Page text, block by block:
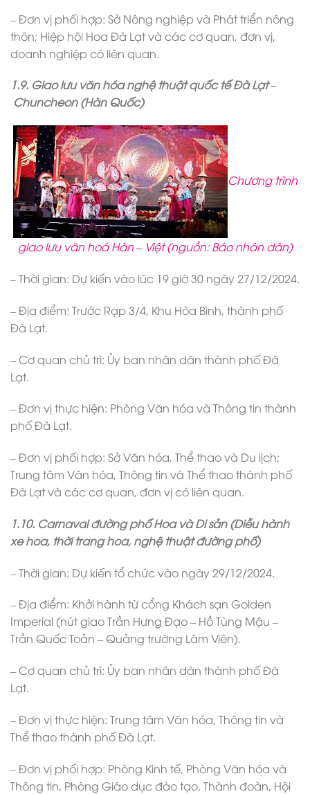
– Đơn vị phối hợp: Sở Nông nghiệp và Phát triển nông
thôn; Hiệp hội Hoa Đà Lạt và các cơ quan, đơn vị,
doanh nghiệp có liên quan.
1.9. Giao lưu văn hóa nghệ thuật quốc tế Đà Lạt –
Chuncheon (Hàn Quốc)
Chương trình
giao lưu văn hoá Hàn – Việt (nguồn: Báo nhân dân)
– Thời gian: Dự kiến vào lúc 19 giờ 30 ngày 27/12/2024.
– Địa điểm: Trước Rạp 3/4, Khu Hòa Bình, thành phố
Đà Lạt.
– Cơ quan chủ trì: Ủy ban nhân dân thành phố Đà
Lạt.
– Đơn vị thực hiện: Phòng Văn hóa và Thông tin thành
phố Đà Lạt.
– Đơn vị phối hợp: Sở Văn hóa, Thể thao và Du lịch;
Trung tâm Văn hóa, Thông tin và Thể thao thành phố
Đà Lạt và các cơ quan, đơn vị có liên quan.
1.10. Carnaval đường phố Hoa và Di sản (Diễu hành
xe hoa, thời trang hoa, nghệ thuật đường phố)
– Thời gian: Dự kiến tổ chức vào ngày 29/12/2024.
– Địa điểm: Khởi hành từ cổng Khách sạn Golden
Imperial (nút giao Trần Hưng Đạo – Hồ Tùng Mậu –
Trần Quốc Toản – Quảng trường Lâm Viên).
– Cơ quan chủ trì: Ủy ban nhân dân thành phố Đà
Lạt.
– Đơn vị thực hiện: Trung tâm Văn hóa, Thông tin và
Thể thao thành phố Đà Lạt.
– Đơn vị phối hợp: Phòng Kinh tế, Phòng Văn hóa và
Thông tin, Phòng Giáo dục đào tạo, Thành đoàn, Hội